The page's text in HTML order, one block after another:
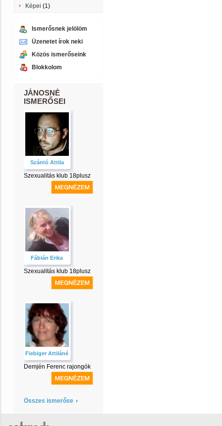
Képei (1)
Ismerősnek jelölöm
Üzenetet írok neki
Közös ismerőseink
Blokkolom
JÁNOSNÉ
ISMERŐSEI
Szántó Attila
Szexualitás klub 18plusz
Fábián Erika
Szexualitás klub 18plusz
Fiebiger Attiláné
Demjén Ferenc rajongók
Összes ismerőse